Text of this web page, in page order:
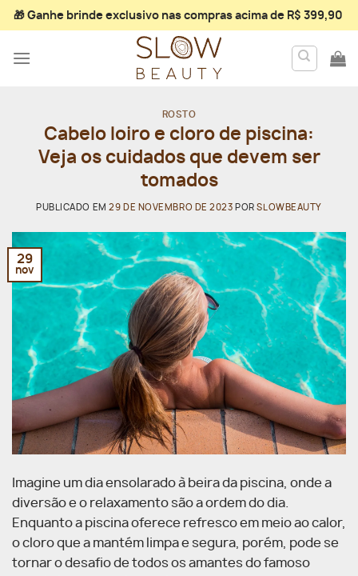
Skip
to
🎁 Ganhe brinde exclusivonas compras acima de R$ 399,90
ROSTO
Cabelo loiro e cloro de piscina:
Veja os cuidados que devem ser
tomados
PUBLICADO EM29 DE NOVEMBRO DE 2023 PORSLOWBEAUTY
29
nov
Imagine um dia ensolarado à beira da piscina, onde a
diversão e o relaxamento são a ordem do dia.
Enquanto a piscina oferece refresco em meio ao calor,
o cloro que a mantém limpa e segura, porém, pode se
tornar o desafio de todos os amantes do famoso